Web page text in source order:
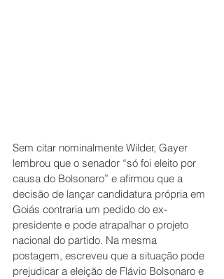
Sem citar nominalmente Wilder, Gayer
lembrou que o senador “só foi eleito por
causa do Bolsonaro” e afirmou que a
decisão de lançar candidatura própria em
Goiás contraria um pedido do ex-
presidente e pode atrapalhar o projeto
nacional do partido. Na mesma
postagem, escreveu que a situação pode
prejudicar a eleição de Flávio Bolsonaro e